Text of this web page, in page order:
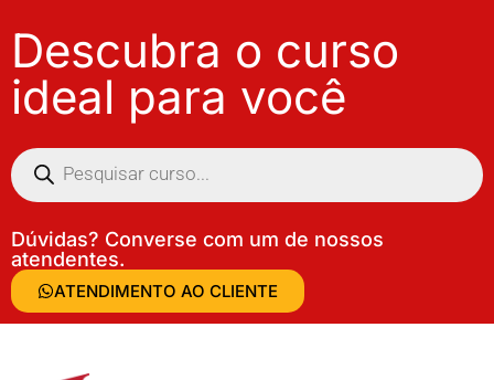
Descubra o curso
ideal para você
Dúvidas? Converse com um de nossos
atendentes.
ATENDIMENTO AO CLIENTE